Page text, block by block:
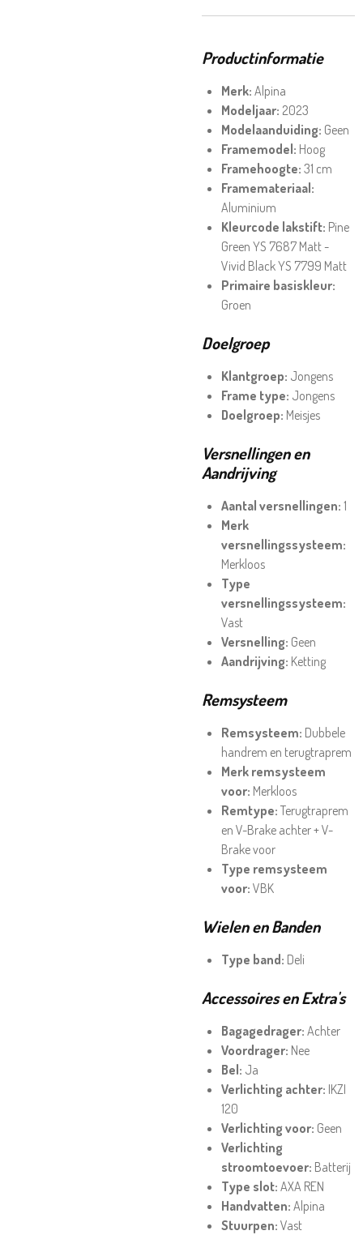
Productinformatie
Merk: Alpina
Modeljaar: 2023
Modelaanduiding: Geen
Framemodel: Hoog
Framehoogte: 31 cm
Framemateriaal:
Aluminium
Kleurcode lakstift: Pine
Green YS 7687 Matt -
Vivid Black YS 7799 Matt
Primaire basiskleur:
Groen
Doelgroep
Klantgroep: Jongens
Frame type: Jongens
Doelgroep: Meisjes
Versnellingen en
Aandrijving
Aantal versnellingen: 1
Merk
versnellingssysteem:
Merkloos
Type
versnellingssysteem:
Vast
Versnelling: Geen
Aandrijving: Ketting
Remsysteem
Remsysteem: Dubbele
handrem en terugtraprem
Merk remsysteem
voor: Merkloos
Remtype: Terugtraprem
en V-Brake achter + V-
Brake voor
Type remsysteem
voor: VBK
Wielen en Banden
Type band: Deli
Accessoires en Extra's
Bagagedrager: Achter
Voordrager: Nee
Bel: Ja
Verlichting achter: IKZI
120
Verlichting voor: Geen
Verlichting
stroomtoevoer: Batterij
Type slot: AXA REN
Handvatten: Alpina
Stuurpen: Vast